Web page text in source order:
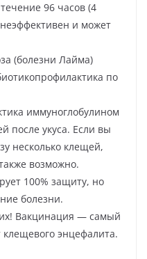
96 часов (4
и может
(болезни Лайма)
по
иммуноглобулином
после укуса. Если вы
несколько клещей,
возможно.
100% защиту, но
болезни.
Вакцинация — самый
энцефалита.